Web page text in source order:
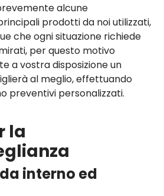
alcune
prodotti da noi utilizzati,
che ogni situazione richiede
per questo motivo
a vostra disposizione un
al meglio, effettuando
preventivi personalizzati.
la
interno ed